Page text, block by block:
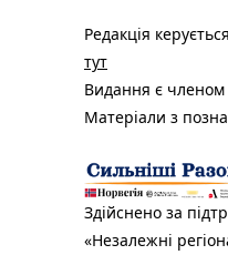
Редакція
тут
Видання є членом
Матеріали з
Здійснено за
«Незалежні